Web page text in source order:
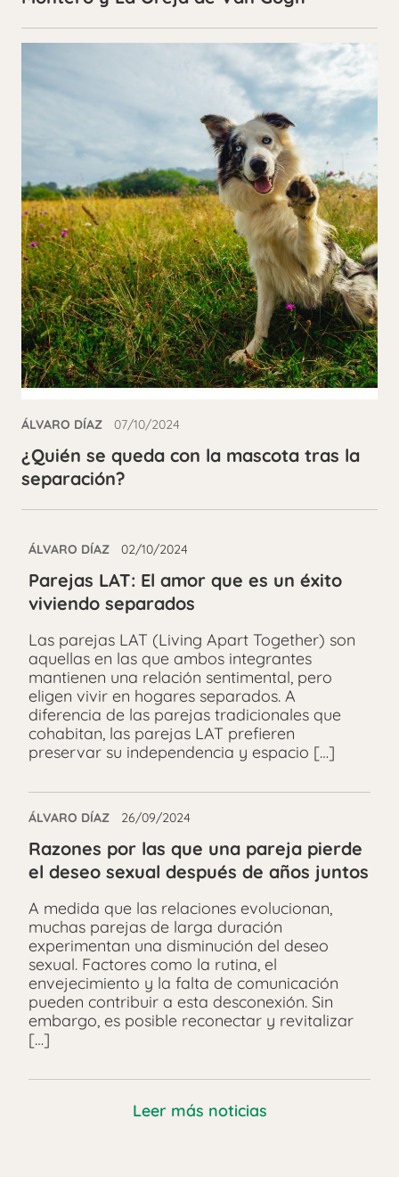
ÁLVARO DÍAZ 07/10/2024
¿Quién se queda con la mascota tras la
separación?
ÁLVARO DÍAZ 02/10/2024
Parejas LAT: El amor que es un éxito
viviendo separados
Las parejas LAT (Living Apart Together) son
aquellas en las que ambos integrantes
mantienen una relación sentimental, pero
eligen vivir en hogares separados. A
diferencia de las parejas tradicionales que
cohabitan, las parejas LAT prefieren
preservar su independencia y espacio […]
ÁLVARO DÍAZ 26/09/2024
Razones por las que una pareja pierde
el deseo sexual después de años juntos
A medida que las relaciones evolucionan,
muchas parejas de larga duración
experimentan una disminución del deseo
sexual. Factores como la rutina, el
envejecimiento y la falta de comunicación
pueden contribuir a esta desconexión. Sin
embargo, es posible reconectar y revitalizar
[…]
Leer más noticias